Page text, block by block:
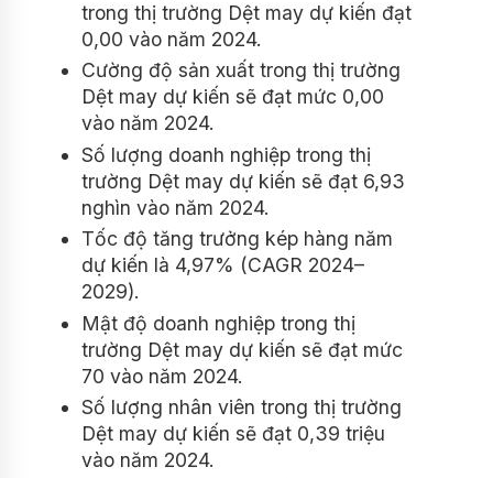
trong thị trường Dệt may dự kiến ​​đạt
0,00 vào năm 2024.
Cường độ sản xuất trong thị trường
Dệt may dự kiến ​​sẽ đạt mức 0,00
vào năm 2024.
Số lượng doanh nghiệp trong thị
trường Dệt may dự kiến ​​sẽ đạt 6,93
nghìn vào năm 2024.
Tốc độ tăng trưởng kép hàng năm
dự kiến ​​là 4,97% (CAGR 2024–
2029).
Mật độ doanh nghiệp trong thị
trường Dệt may dự kiến ​​sẽ đạt mức
70 vào năm 2024.
Số lượng nhân viên trong thị trường
Dệt may dự kiến ​​sẽ đạt 0,39 triệu
vào năm 2024.